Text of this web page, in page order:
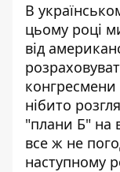
В
цьому році
від
конгресмени
нібито
"плани Б" на
все ж не
наступному